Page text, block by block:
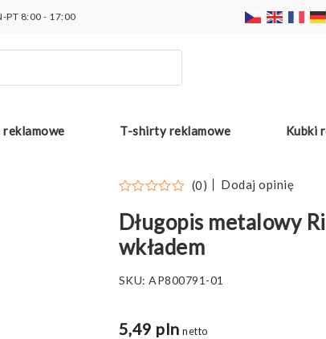
PT 8:00 - 17:00
reklamowe T-shirty reklamowe Kubki
(0) Dodaj opinię
Długopis metalowy
wkładem
SKU:AP800791-01
5,49 pln netto